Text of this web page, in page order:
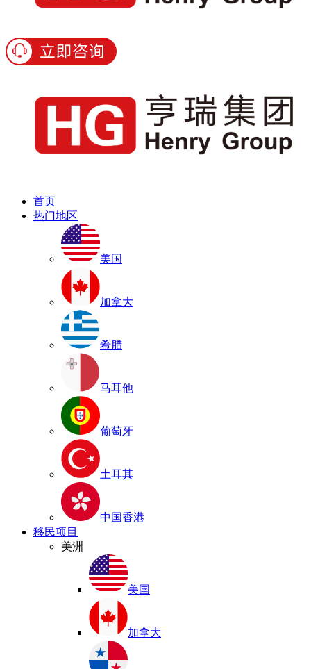
首页
热门地区
美国
加拿大
希腊
马耳他
葡萄牙
土耳其
中国香港
移民项目
美洲
美国
加拿大